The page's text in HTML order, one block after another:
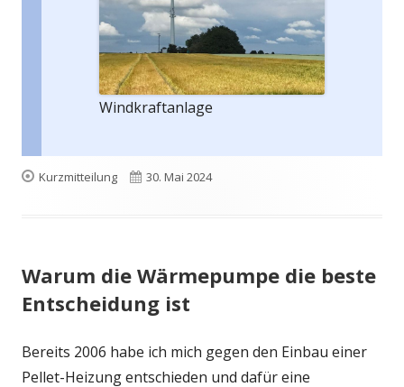
Windkraftanlage
Format
Kurzmitteilung
Veröffentlicht
30. Mai 2024
Warum die Wärmepumpe die beste
Entscheidung ist
Bereits 2006 habe ich mich gegen den Einbau einer
Pellet-Heizung entschieden und dafür eine